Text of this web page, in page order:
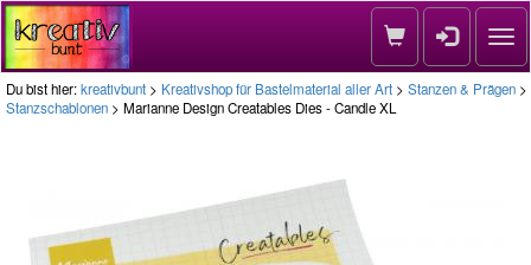
Du bist hier:kreativbunt > Kreativshop für Bastelmaterial aller Art > Stanzen & Prägen >
Stanzschablonen > Marianne Design Creatables Dies - Candle XL